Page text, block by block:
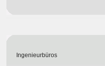
Ingenieurbüros